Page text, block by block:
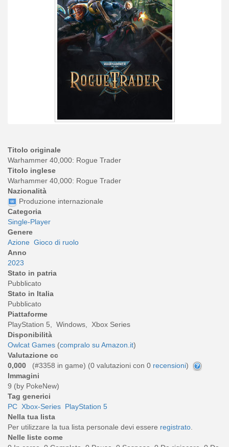
Titolo originale
Warhammer 40,000: Rogue Trader
Titolo inglese
Warhammer 40,000: Rogue Trader
Nazionalità
Produzione internazionale
Categoria
Single-Player
Genere
Azione Gioco di ruolo
Anno
2023
Stato in patria
Pubblicato
Stato in Italia
Pubblicato
Piattaforme
PlayStation 5, Windows, Xbox Series
Disponibilità
Owlcat Games (compralo su Amazon.it)
Valutazione cc
0,000
(#3358 in game) (0 valutazioni con 0 recensioni)
Immagini
9 (by PokeNew)
Tag generici
PC Xbox-Series PlayStation 5
Nella tua lista
Per utilizzare la tua lista personale devi essere registrato.
Nelle liste come